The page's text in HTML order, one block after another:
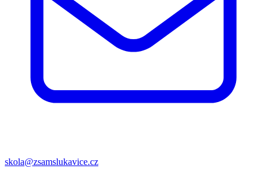
skola@zsamslukavice.cz